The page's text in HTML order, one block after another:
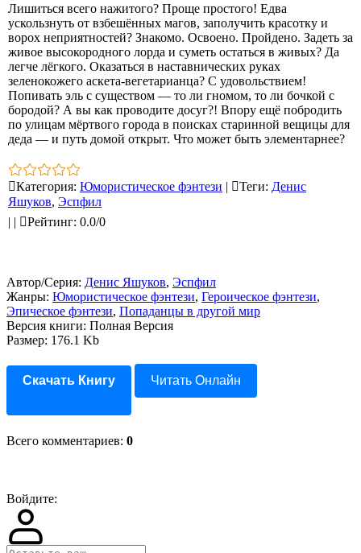
Лишиться всего нажитого? Проще простого! Едва
ускользнуть от взбешённых магов, заполучить красотку и
ворох неприятностей? Знакомо. Освоено. Пройдено. Задеть за
живое высокородного лорда и суметь остаться в живых? Да
легче лёгкого. Оказаться в наставнических руках
зеленокожего аскета‑вегетарианца? С удовольствием!
Попивать эль с существом — то ли гномом, то ли бочкой с
бородой? А вы как проводите досуг?! Впору ещё побродить
по улицам мёртвого города в поисках старинной вещицы для
деда — и путь домой открыт. Что может быть элементарнее?
Категория: Юмористическое фэнтези | Теги: Денис
Яшуков, Эспфил
| | Рейтинг: 0.0/0
Автор/Серия: Денис Яшуков, Эспфил
Жанры: Юмористическое фэнтези, Героическое фэнтези,
Эпическое фэнтези, Попаданцы в другой мир
Версия книги: Полная Версия
Размер: 176.1 Kb
Скачать Книгу Читать Онлайн
Всего комментариев: 0
Войдите: